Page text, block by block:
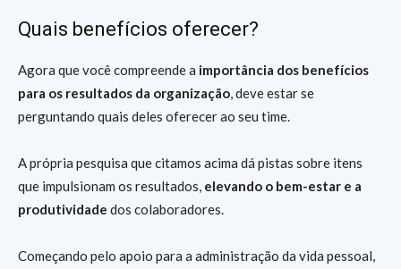
Quais benefícios oferecer?
Agora que você compreende a importância dos benefícios
para os resultados da organização, deve estar se
perguntando quais deles oferecer ao seu time.
A própria pesquisa que citamos acima dá pistas sobre itens
que impulsionam os resultados, elevando o bem-estar e a
produtividade dos colaboradores.
Começando pelo apoio para a administração da vida pessoal,